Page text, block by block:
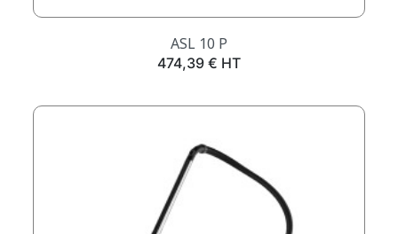
ASL 10 P
Prix
474,39 € HT